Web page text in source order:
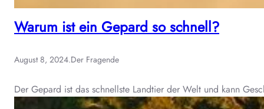
Warum ist ein Gepard so schnell?
August 8, 2024.Der Fragende
Der Gepard ist das schnellste Landtier der Welt und kann